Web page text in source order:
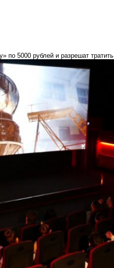
5000 рублей и разрешат